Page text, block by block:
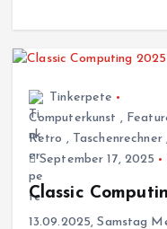
Tinkerpete
Computerkunst ,
Retro , Taschenrechner
September 17, 2025
Classic
13.09.2025, Samstag